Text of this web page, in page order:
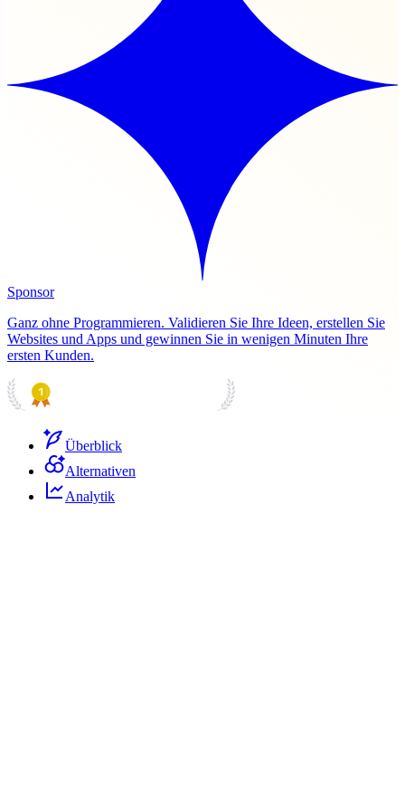
Sponsor
Ganz ohne Programmieren. Validieren Sie Ihre Ideen, erstellen Sie
Websites und Apps und gewinnen Sie in wenigen Minuten Ihre
ersten Kunden.
Überblick
Alternativen
Analytik